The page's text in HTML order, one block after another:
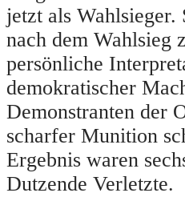
jetzt als Wahlsieger.
nach dem Wahlsieg
persönliche
demokratischer
Demonstranten der
scharfer Munition
Ergebnis waren
Dutzende Verletzte.